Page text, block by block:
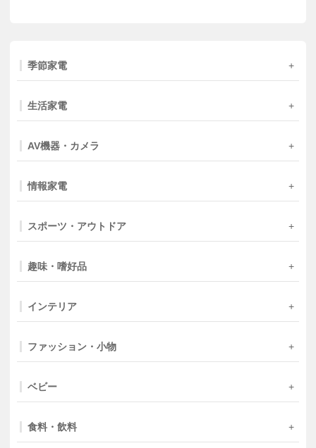
季節家電
生活家電
AV機器・カメラ
情報家電
スポーツ・アウトドア
趣味・嗜好品
インテリア
ファッション・小物
ベビー
食料・飲料